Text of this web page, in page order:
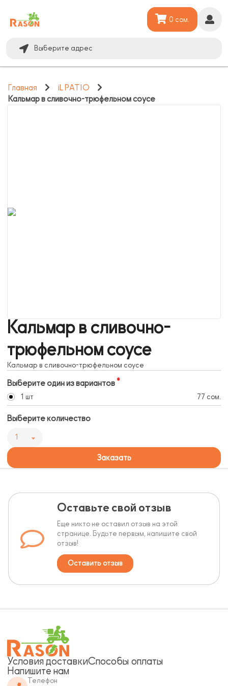
Выберите адрес
0 сом.
Главная
iL PATIO
Кальмар в сливочно-трюфельном соусе
Кальмар в сливочно-
трюфельном соусе
Кальмар в сливочно-трюфельном соусе
Выберите один из вариантов
1 шт 77 сом.
Выберите количество
1
Заказать
Оставьте свой отзыв
Еще никто не оставил отзыв на этой
странице. Будьте первым, напишите свой
отзыв!
Оставить отзыв
Условия доставкиСпособы оплаты
Напишите нам
Телефон